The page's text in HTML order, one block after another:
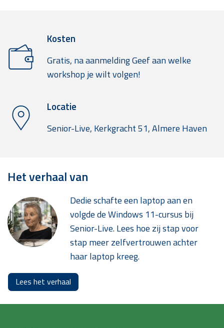
Kosten
Gratis, na aanmelding Geef aan welke
workshop je wilt volgen!
Locatie
Senior-Live, Kerkgracht 51, Almere Haven
Het verhaal van
Dedie schafte een laptop aan en
volgde de Windows 11-cursus bij
Senior-Live. Lees hoe zij stap voor
stap meer zelfvertrouwen achter
haar laptop kreeg.
Lees het verhaal